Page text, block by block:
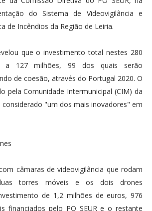
do Sistema de Videovigilância e
de Incêndios da Região de Leiria.
que o investimento total nestes 280
a 127 milhões, 99 dos quais serão
de coesão, através do Portugal 2020. O
pela Comunidade Intermunicipal (CIM) da
considerado "um dos mais inovadores" em
câmaras de videovigilância que rodam
torres móveis e os dois drones
de 1,2 milhões de euros, 976
financiados pelo PO SEUR e o restante